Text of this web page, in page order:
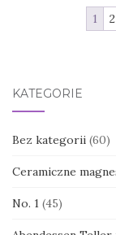
1 2
KATEGORIE
Bez kategorii (60)
Ceramiczne
No. 1 (45)